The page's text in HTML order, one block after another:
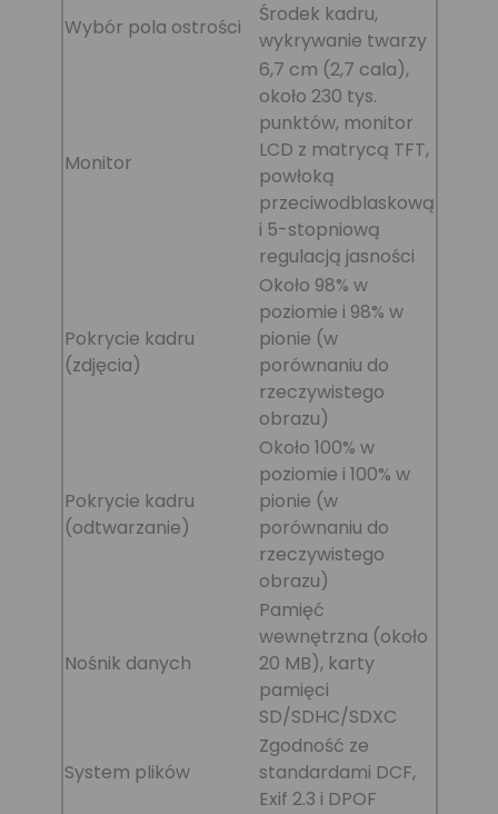
Wybór pola ostrości
Środek kadru,
wykrywanie twarzy
Monitor
6,7 cm (2,7 cala),
około 230 tys.
punktów, monitor
LCD z matrycą TFT,
powłoką
przeciwodblaskową
i 5-stopniową
regulacją jasności
Pokrycie kadru
(zdjęcia)
Około 98% w
poziomie i 98% w
pionie (w
porównaniu do
rzeczywistego
obrazu)
Pokrycie kadru
(odtwarzanie)
Około 100% w
poziomie i 100% w
pionie (w
porównaniu do
rzeczywistego
obrazu)
Nośnik danych
Pamięć
wewnętrzna (około
20 MB), karty
pamięci
SD/SDHC/SDXC
System plików
Zgodność ze
standardami DCF,
Exif 2.3 i DPOF